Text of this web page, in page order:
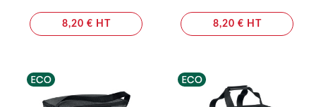
8,20 € HT 8,20 € HT